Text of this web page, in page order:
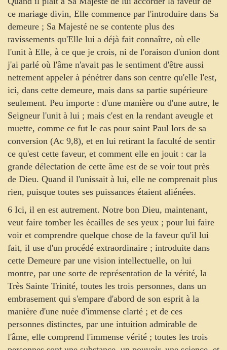
ce mariage divin, Elle commence par l'introduire dans Sa
demeure ; Sa Majesté ne se contente plus des
ravissements qu'Elle lui a déjà fait connaître, où elle
l'unit à Elle, à ce que je crois, ni de l'oraison d'union dont
j'ai parlé où l'âme n'avait pas le sentiment d'être aussi
nettement appeler à pénétrer dans son centre qu'elle l'est,
ici, dans cette demeure, mais dans sa partie supérieure
seulement. Peu importe : d'une manière ou d'une autre, le
Seigneur l'unit à lui ; mais c'est en la rendant aveugle et
muette, comme ce fut le cas pour saint Paul lors de sa
conversion (Ac 9,8), et en lui retirant la faculté de sentir
ce qu'est cette faveur, et comment elle en jouit : car la
grande délectation de cette âme est de se voir tout près
de Dieu. Quand il l'unissait à lui, elle ne comprenait plus
rien, puisque toutes ses puissances étaient aliénées.
6 Ici, il en est autrement. Notre bon Dieu, maintenant,
veut faire tomber les écailles de ses yeux ; pour lui faire
voir et comprendre quelque chose de la faveur qu'il lui
fait, il use d'un procédé extraordinaire ; introduite dans
cette Demeure par une vision intellectuelle, on lui
montre, par une sorte de représentation de la vérité, la
Très Sainte Trinité, toutes les trois personnes, dans un
embrasement qui s'empare d'abord de son esprit à la
manière d'une nuée d'immense clarté ; et de ces
personnes distinctes, par une intuition admirable de
l'âme, elle comprend l'immense vérité ; toutes les trois